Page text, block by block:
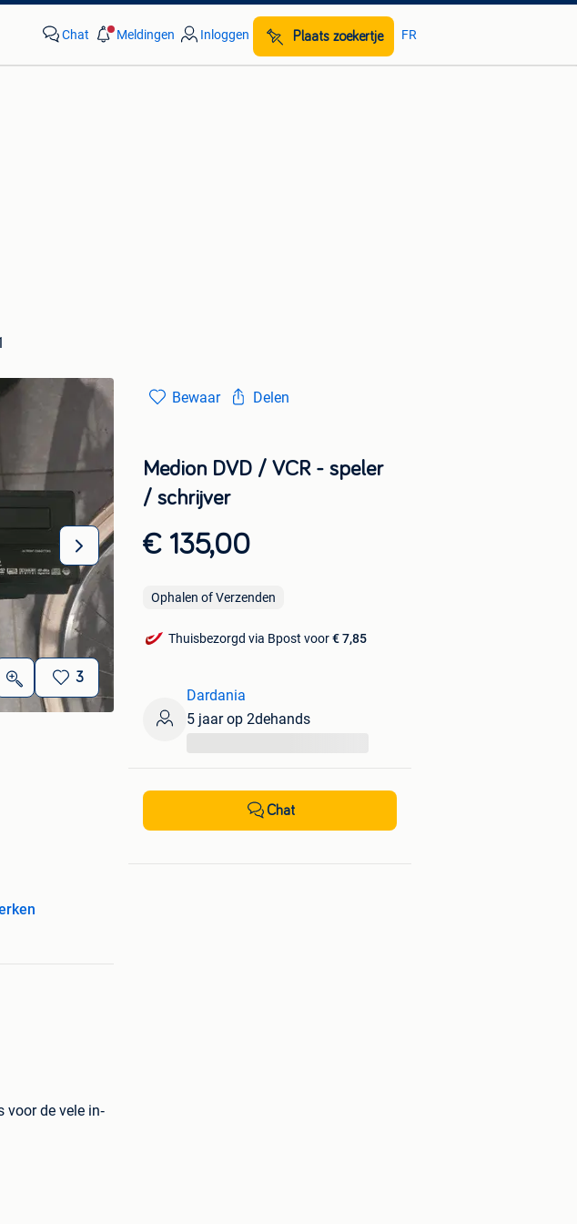
Chat Meldingen Inloggen Plaats zoekertje FR
3
voor de vele in‑
Bewaar Delen
Medion DVD / VCR - speler
/ schrijver
€ 135,00
Ophalen of Verzenden
Thuisbezorgd via Bpost voor€ 7,85
Dardania
5 jaar op 2dehands
Chat